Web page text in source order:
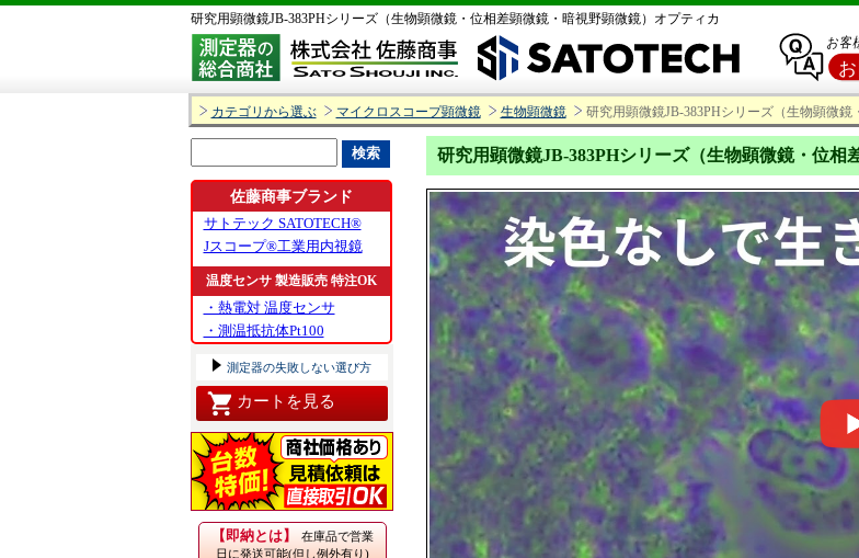
研究用顕微鏡JB-383PHシリーズ（生物顕微鏡・位相差顕微鏡・暗視野顕微鏡）オプティカ
カテゴリから選ぶ マイクロスコープ顕微鏡 生物顕微鏡 研究用顕微鏡JB-383PHシリーズ（生物顕微
研究用顕微鏡JB-383PHシリーズ（生物顕微鏡・位相
佐藤商事ブランド
サトテック SATOTECH®
Jスコープ®工業用内視鏡
温度センサ 製造販売 特注OK
・熱電対 温度センサ
・測温抵抗体Pt100
測定器の失敗しない選び方
カートを見る
【即納とは】
在庫品で営業
日に発送可能(但し例外有り)